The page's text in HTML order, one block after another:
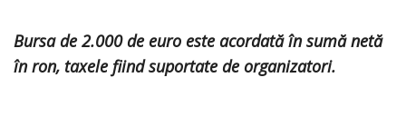
Bursa de 2.000 de euro este acordată în sumă netă
în ron, taxele fiind suportate de organizatori.